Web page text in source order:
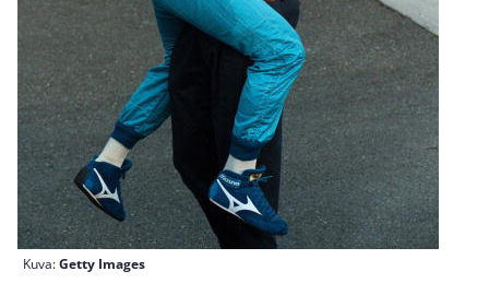
Kuva:Getty Images